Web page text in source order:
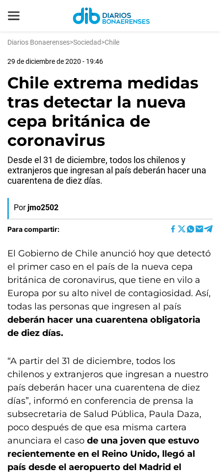
Diarios Bonaerenses>Sociedad>Chile
29 de diciembre de 2020 - 19:46
Chile extrema medidas
tras detectar la nueva
cepa británica de
coronavirus
Desde el 31 de diciembre, todos los chilenos y
extranjeros que ingresan al país deberán hacer una
cuarentena de diez días.
Por jmo2502
Para compartir:
El Gobierno de Chile anunció hoy que detectó
el primer caso en el país de la nueva cepa
británica de coronavirus, que tiene en vilo a
Europa por su alto nivel de contagiosidad. Así,
todas las personas que ingresen al país
deberán hacer una cuarentena obligatoria
de diez días.
“A partir del 31 de diciembre, todos los
chilenos y extranjeros que ingresan a nuestro
país deberán hacer una cuarentena de diez
días”, informó en conferencia de prensa la
subsecretaria de Salud Pública, Paula Daza,
poco después de que esa misma cartera
anunciara el caso de una joven que estuvo
recientemente en el Reino Unido, llegó al
país desde el aeropuerto del Madrid el